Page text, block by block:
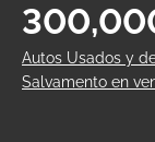
Autos Usados y
Salvamento en